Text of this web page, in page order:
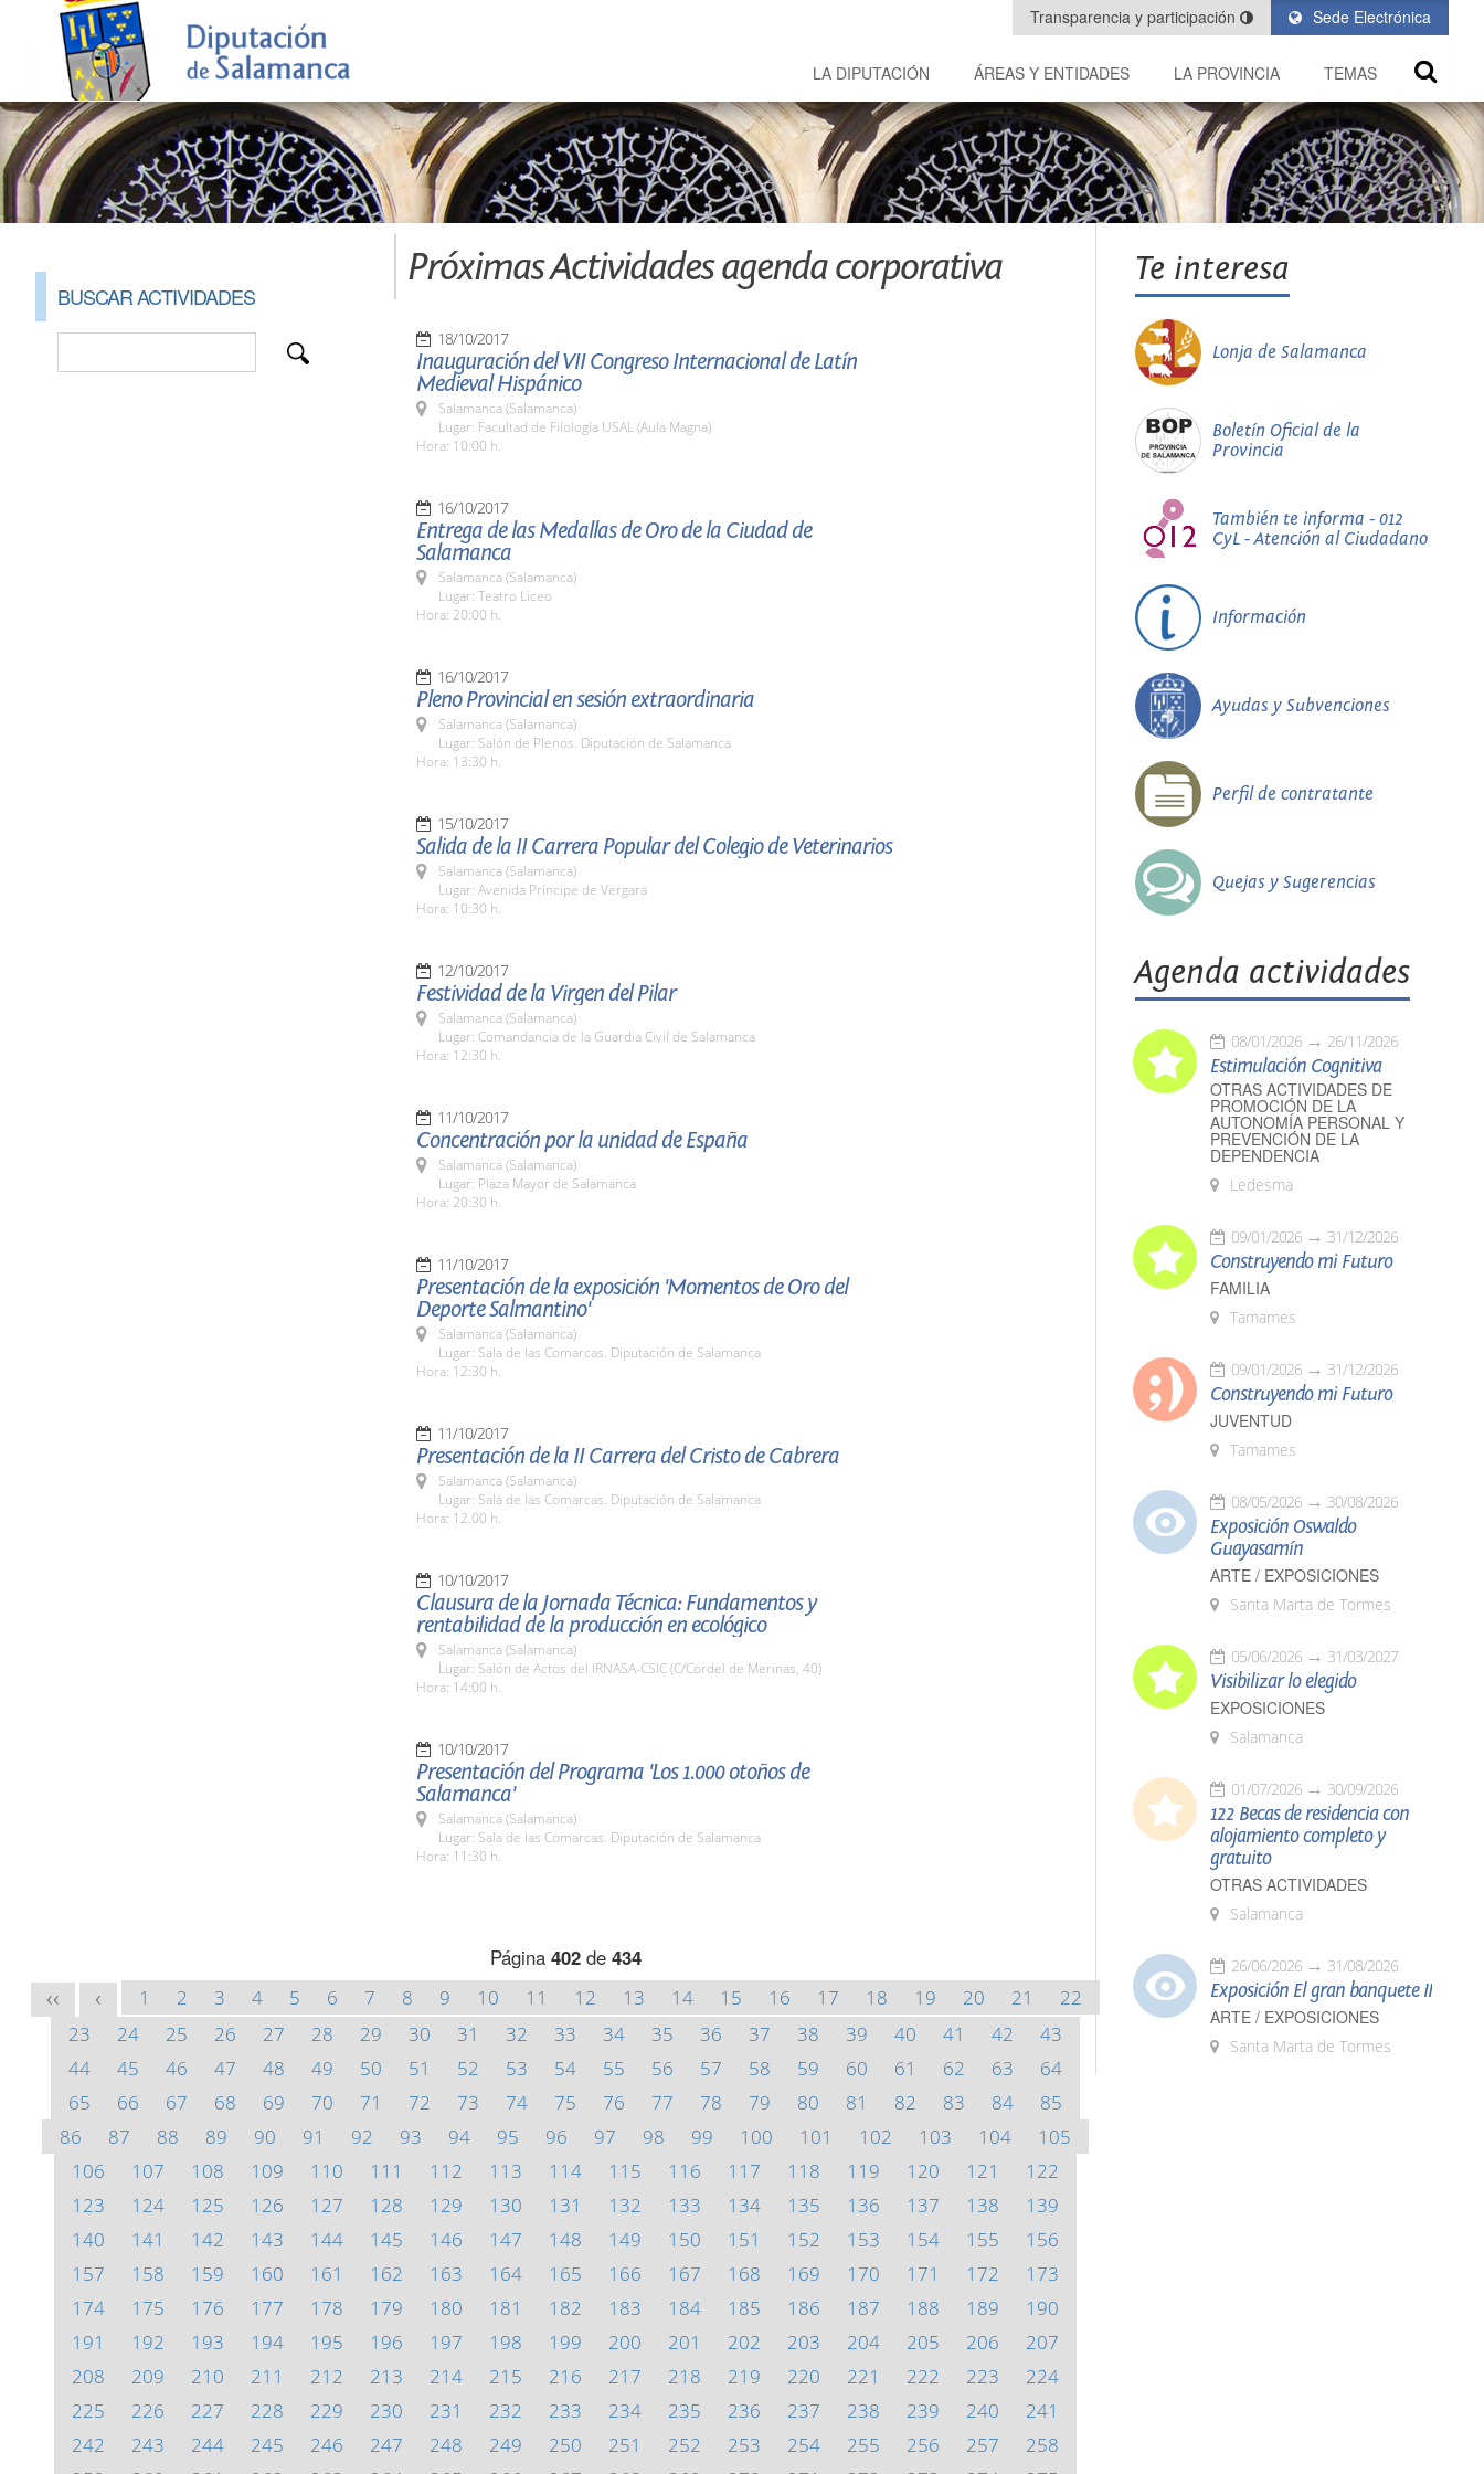
Sede Electrónica
Transparencia y participación
LA DIPUTACIÓN ÁREAS Y ENTIDADES LA PROVINCIA TEMAS
BUSCAR ACTIVIDADES
Próximas Actividades agenda corporativa
18/10/2017
Inauguración del VII Congreso Internacional de Latín
Medieval Hispánico
Salamanca (Salamanca)
Lugar: Facultad de Filología USAL (Aula Magna)
Hora: 10:00 h.
16/10/2017
Entrega de las Medallas de Oro de la Ciudad de
Salamanca
Salamanca (Salamanca)
Lugar: Teatro Liceo
Hora: 20:00 h.
16/10/2017
Pleno Provincial en sesión extraordinaria
Salamanca (Salamanca)
Lugar: Salón de Plenos. Diputación de Salamanca
Hora: 13:30 h.
15/10/2017
Salida de la II Carrera Popular del Colegio de Veterinarios
Salamanca (Salamanca)
Lugar: Avenida Príncipe de Vergara
Hora: 10:30 h.
12/10/2017
Festividad de la Virgen del Pilar
Salamanca (Salamanca)
Lugar: Comandancia de la Guardia Civil de Salamanca
Hora: 12:30 h.
11/10/2017
Concentración por la unidad de España
Salamanca (Salamanca)
Lugar: Plaza Mayor de Salamanca
Hora: 20:30 h.
11/10/2017
Presentación de la exposición 'Momentos de Oro del
Deporte Salmantino'
Salamanca (Salamanca)
Lugar: Sala de las Comarcas. Diputación de Salamanca
Hora: 12:30 h.
11/10/2017
Presentación de la II Carrera del Cristo de Cabrera
Salamanca (Salamanca)
Lugar: Sala de las Comarcas. Diputación de Salamanca
Hora: 12.00 h.
10/10/2017
Clausura de la Jornada Técnica: Fundamentos y
rentabilidad de la producción en ecológico
Salamanca (Salamanca)
Lugar: Salón de Actos del IRNASA-CSIC (C/Cordel de Merinas, 40)
Hora: 14:00 h.
10/10/2017
Presentación del Programa 'Los 1.000 otoños de
Salamanca'
Salamanca (Salamanca)
Lugar: Sala de las Comarcas. Diputación de Salamanca
Hora: 11:30 h.
Página 402de 434
<< < 1 2 3 4 5 6 7 8 9 10 11 12 13 14 15 16 17 18 19 20 21
22
23
24 25 26 27 28 29 30 31 32 33 34 35 36 37 38 39 40 41 42
43
44
45 46 47 48 49 50 51 52 53 54 55 56 57 58 59 60 61 62 63
64
65
66 67 68 69 70 71 72 73 74 75 76 77 78 79 80 81 82 83 84
85
86
87 88 89 90 91 92 93 94 95 96 97 98 99 100 101 102 103 104
105
106
107 108 109 110 111 112 113 114 115 116 117 118 119 120 121
122
123
124 125 126 127 128 129 130 131 132 133 134 135 136 137 138
139
140
141 142 143 144 145 146 147 148 149 150 151 152 153 154 155
156
157
158 159 160 161 162 163 164 165 166 167 168 169 170 171 172
173
174
175 176 177 178 179 180 181 182 183 184 185 186 187 188 189
190
191
192 193 194 195 196 197 198 199 200 201 202 203 204 205 206
207
208
209 210 211 212 213 214 215 216 217 218 219 220 221 222 223
224
225
226 227 228 229 230 231 232 233 234 235 236 237 238 239 240
241
242
243 244 245 246 247 248 249 250 251 252 253 254 255 256 257
258
Te interesa
Lonja de Salamanca
Boletín Oficial de la
Provincia
También te informa - 012
CyL - Atención al Ciudadano
Información
Ayudas y Subvenciones
Perfil de contratante
Quejas y Sugerencias
Agenda actividades
08/01/2026 26/11/2026
Estimulación Cognitiva
OTRAS ACTIVIDADES DE
PROMOCIÓN DE LA
AUTONOMÍA PERSONAL Y
PREVENCIÓN DE LA
DEPENDENCIA
Ledesma
09/01/2026 31/12/2026
Construyendo mi Futuro
FAMILIA
Tamames
09/01/2026 31/12/2026
Construyendo mi Futuro
JUVENTUD
Tamames
08/05/2026 30/08/2026
Exposición Oswaldo
Guayasamín
ARTE / EXPOSICIONES
Santa Marta de Tormes
05/06/2026 31/03/2027
Visibilizar lo elegido
EXPOSICIONES
Salamanca
01/07/2026 30/09/2026
122 Becas de residencia con
alojamiento completo y
gratuito
OTRAS ACTIVIDADES
Salamanca
26/06/2026 31/08/2026
Exposición El gran banquete II
ARTE / EXPOSICIONES
Santa Marta de Tormes